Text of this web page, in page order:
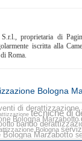
proprietaria di
iscritta alla
Roma.
Bologna
di derattizzazione
tecniche di
Bologna Marzabotto
bando
Bologna
Bologna Marzabotto